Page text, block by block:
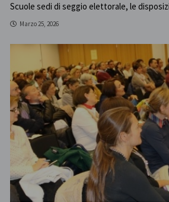
Scuole sedi di seggio elettorale, le
Marzo 25, 2026